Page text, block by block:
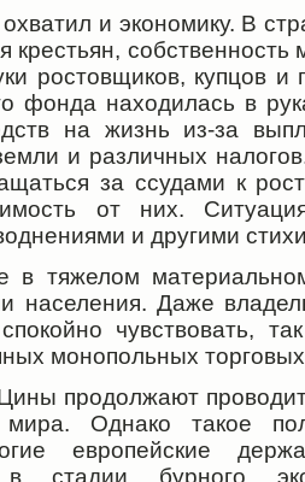
охватил и экономику. В
крестьян, собственность
ростовщиков, купцов и
фонда находилась в
на жизнь из-за
и различных
за ссудами к
от них.
и другими
в тяжелом
населения. Даже
чувствовать,
монопольных
продолжают
мира. Однако такое
европейские
в стадии бурного